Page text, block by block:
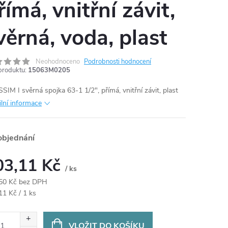
vnitřní závit,
voda, plast
Neohodnoceno Podrobnosti hodnocení
15063M0205
I svěrná spojka 63-1 1/2", přímá, vnitřní závit, plast
informace
Kč / ks
Kč bez DPH
Kč / 1 ks